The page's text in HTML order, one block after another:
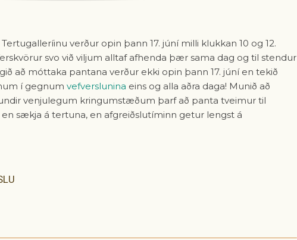
verður opin þann 17. júní milli klukkan 10 og 12.
svo við viljum alltaf afhenda þær sama dag og til stendur
að móttaka pantana verður ekki opin þann 17. júní en tekið
í gegnum vefverslunina eins og alla aðra daga! Munið að
venjulegum kringumstæðum þarf að panta tveimur til
sækja á tertuna, en afgreiðslutíminn getur lengst á